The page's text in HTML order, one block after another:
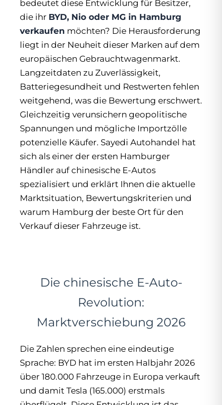
bedeutet diese Entwicklung für Besitzer,
die ihr BYD, Nio oder MG in Hamburg
verkaufen möchten? Die Herausforderung
liegt in der Neuheit dieser Marken auf dem
europäischen Gebrauchtwagenmarkt.
Langzeitdaten zu Zuverlässigkeit,
Batteriegesundheit und Restwerten fehlen
weitgehend, was die Bewertung erschwert.
Gleichzeitig verunsichern geopolitische
Spannungen und mögliche Importzölle
potenzielle Käufer. Sayedi Autohandel hat
sich als einer der ersten Hamburger
Händler auf chinesische E-Autos
spezialisiert und erklärt Ihnen die aktuelle
Marktsituation, Bewertungskriterien und
warum Hamburg der beste Ort für den
Verkauf dieser Fahrzeuge ist.
Die chinesische E-Auto-
Revolution:
Marktverschiebung 2026
Die Zahlen sprechen eine eindeutige
Sprache: BYD hat im ersten Halbjahr 2026
über 180.000 Fahrzeuge in Europa verkauft
und damit Tesla (165.000) erstmals